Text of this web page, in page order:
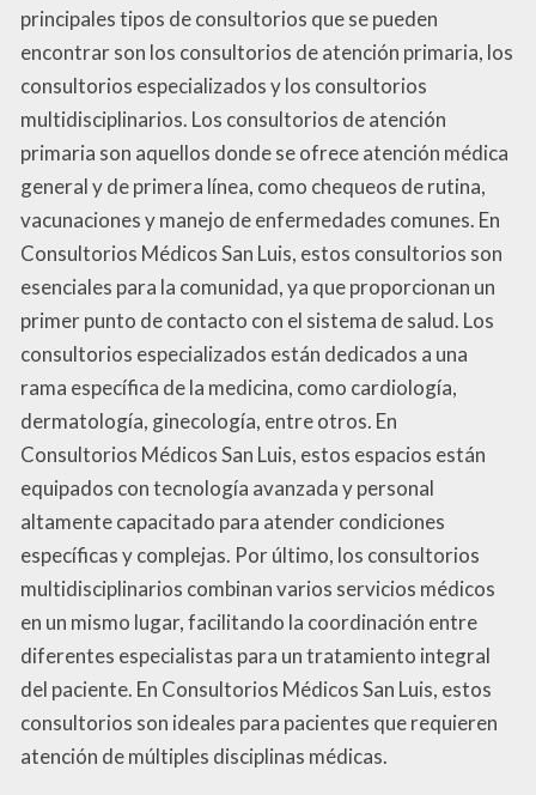
principales tipos de consultorios que se pueden
encontrar son los consultorios de atención primaria, los
consultorios especializados y los consultorios
multidisciplinarios. Los consultorios de atención
primaria son aquellos donde se ofrece atención médica
general y de primera línea, como chequeos de rutina,
vacunaciones y manejo de enfermedades comunes. En
Consultorios Médicos San Luis, estos consultorios son
esenciales para la comunidad, ya que proporcionan un
primer punto de contacto con el sistema de salud. Los
consultorios especializados están dedicados a una
rama específica de la medicina, como cardiología,
dermatología, ginecología, entre otros. En
Consultorios Médicos San Luis, estos espacios están
equipados con tecnología avanzada y personal
altamente capacitado para atender condiciones
específicas y complejas. Por último, los consultorios
multidisciplinarios combinan varios servicios médicos
en un mismo lugar, facilitando la coordinación entre
diferentes especialistas para un tratamiento integral
del paciente. En Consultorios Médicos San Luis, estos
consultorios son ideales para pacientes que requieren
atención de múltiples disciplinas médicas.